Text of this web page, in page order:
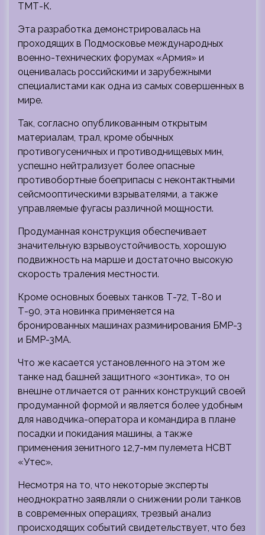
ТМТ-К.
Эта разработка демонстрировалась на
проходящих в Подмосковье международных
военно-технических форумах «Армия» и
оценивалась российскими и зарубежными
специалистами как одна из самых совершенных в
мире.
Так, согласно опубликованным открытым
материалам, трал, кроме обычных
противогусеничных и противоднищевых мин,
успешно нейтрализует более опасные
противобортные боеприпасы с неконтактными
сейсмооптическими взрывателями, а также
управляемые фугасы различной мощности.
Продуманная конструкция обеспечивает
значительную взрывоустойчивость, хорошую
подвижность на марше и достаточно высокую
скорость траления местности.
Кроме основных боевых танков Т-72, Т-80 и
Т-90, эта новинка применяется на
бронированных машинах разминирования БМР-3
и БМР-3МА.
Что же касается установленного на этом же
танке над башней защитного «зонтика», то он
внешне отличается от ранних конструкций своей
продуманной формой и является более удобным
для наводчика-оператора и командира в плане
посадки и покидания машины, а также
применения зенитного 12,7-мм пулемета НСВТ
«Утес».
Несмотря на то, что некоторые эксперты
неоднократно заявляли о снижении роли танков
в современных операциях, трезвый анализ
происходящих событий свидетельствует, что без